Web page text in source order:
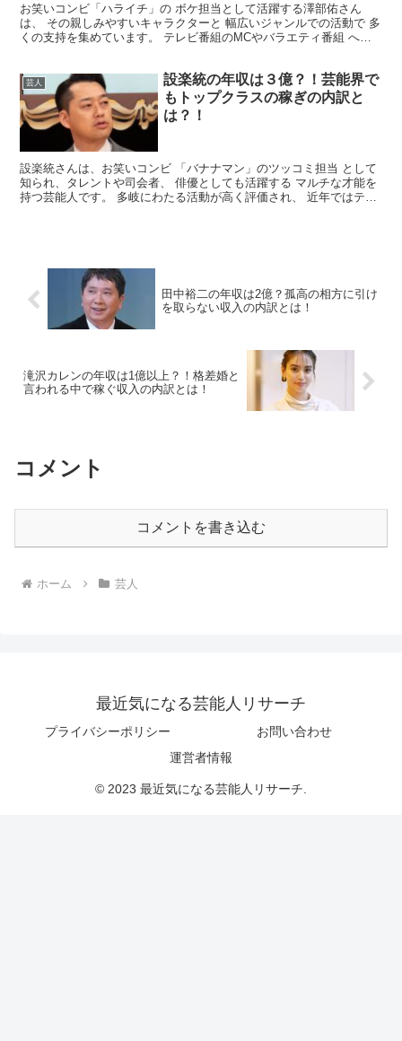
お笑いコンビ「ハライチ」の ボケ担当として活躍する澤部佑さん
は、 その親しみやすいキャラクターと 幅広いジャンルでの活動で 多
くの支持を集めています。 テレビ番組のMCやバラエティ番組 への
芸人
設楽統の年収は３億？！芸能界で
もトップクラスの稼ぎの内訳と
は？！
設楽統さんは、お笑いコンビ 「バナナマン」のツッコミ担当 として
知られ、タレントや司会者、 俳優としても活躍する マルチな才能を
持つ芸能人です。 多岐にわたる活動が高く評価され、 近年ではテレ
田中裕二の年収は2億？孤高の相方に引け
を取らない収入の内訳とは！
滝沢カレンの年収は1億以上？！格差婚と
言われる中で稼ぐ収入の内訳とは！
コメント
コメントを書き込む
ホーム 芸人
最近気になる芸能人リサーチ
プライバシーポリシー
お問い合わせ
運営者情報
© 2023 最近気になる芸能人リサーチ.